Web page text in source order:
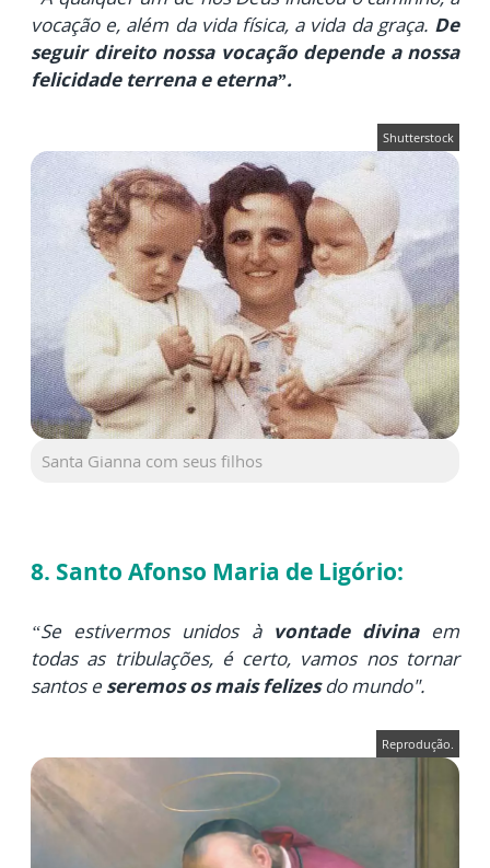
vocação e, além da vida física, a vida da graça. De
seguir direito nossa vocação depende a nossa
felicidade terrena e eterna”.
Shutterstock
Santa Gianna com seus filhos
8. Santo Afonso Maria de Ligório:
“Se estivermos unidos à vontade divinaem
todas as tribulações, é certo, vamos nos tornar
santos e seremos os mais felizesdo mundo".
Reprodução.